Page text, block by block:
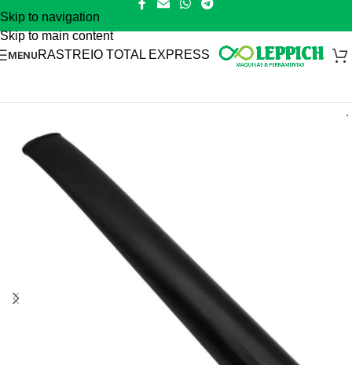
Skip to navigation
Skip to main content
MENU RASTREIO TOTAL EXPRESS